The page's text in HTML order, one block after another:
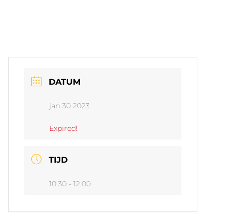
DATUM
jan 30 2023
Expired!
TIJD
10:30 - 12:00